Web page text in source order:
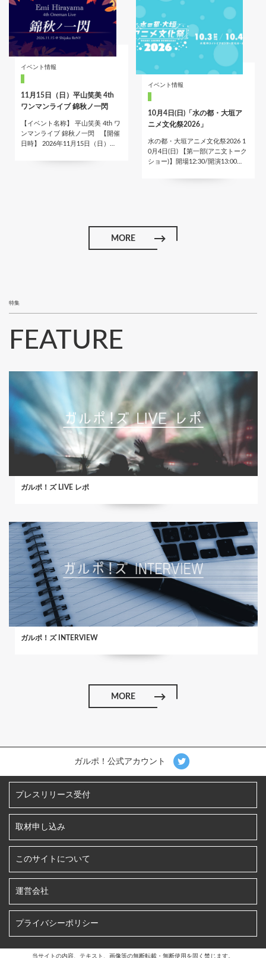
イベント情報
11月15日（日）平山笑美 4th
ワンマンライブ 錦秋ノ一閃
【イベント名称】 平山笑美 4th ワ
ンマンライブ 錦秋ノ一閃 【開催
日時】 2026年11月15日（日）…
イベント情報
10月4日(日)「水の都・大垣ア
ニメ文化祭2026」
水の都・大垣アニメ文化祭2026 1
0月4日(日) 【第一部(アニ文トーク
ショー)】開場12:30/開演13:00…
MORE
特集
FEATURE
ガルポ！ズ LIVE レポ
ガルポ！ズ INTERVIEW
MORE
ガルポ！公式アカウント
プレスリリース受付
取材申し込み
このサイトについて
運営会社
プライバシーポリシー
当サイトの内容、テキスト、画像等の無断転載・無断使用を固く禁じます。